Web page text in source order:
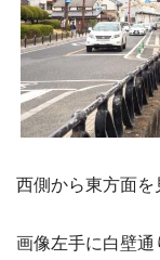
西側から東方面を
画像左手に白壁通